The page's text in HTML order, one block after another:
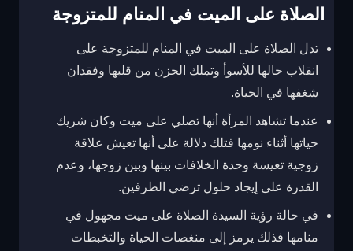
الصلاة على الميت في المنام للمتزوجة
تدل الصلاة على الميت في المنام للمتزوجة على
انقلاب حالها للأسوأ وتملك الحزن من قلبها وفقدان
شغفها في الحياة.
عندما تشاهد المرأة أنها تصلي على ميت وكان شريك
حياتها أثناء نومها فتلك دلالة على أنها تعيش علاقة
زوجية تعيسة وحدة الخلافات بينها وبين زوجها، وعدم
القدرة على إيجاد حلول ترضي الطرفين.
في حالة رؤية السيدة الصلاة على ميت مجهول في
منامها فذلك يرمز إلى منغصات الحياة والتخبطات